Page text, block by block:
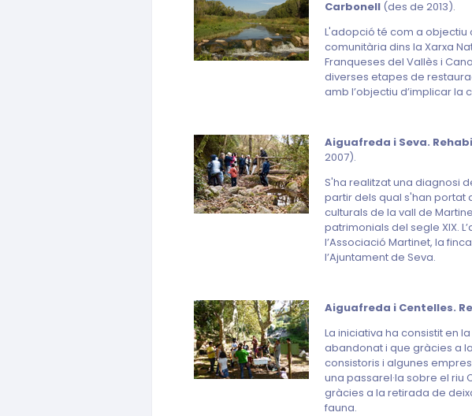
Carbonell (des de 2013).
L'adopció té com a
comunitària dins la Xarxa
Franqueses del Vallès i
diverses etapes de
amb l’objectiu d’implicar
Aiguafreda i Seva.
2007).
S'ha realitzat una diagnosi
partir dels qual s'han portat
culturals de la vall de
patrimonials del segle XIX.
l’Associació Martinet, la
l’Ajuntament de Seva.
Aiguafreda i Centelles.
La iniciativa ha consistit en
abandonat i que gràcies a
consistoris i algunes
una passarel·la sobre el riu
gràcies a la retirada de
fauna.